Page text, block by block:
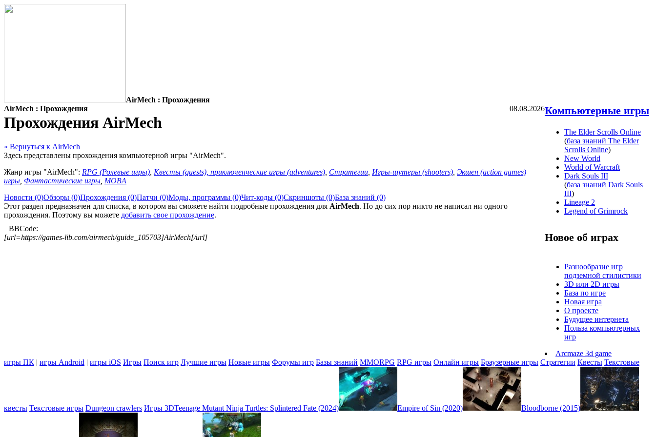
AirMech : Прохождения
08.08.2026
AirMech : Прохождения
Прохождения AirMech
« Вернуться к AirMech
Здесь представлены прохождения компьютерной игры "AirMech".
Жанр игры "AirMech": RPG (Ролевые игры) Квесты (quests), приключенческие игры (adventures) Стратегии Игры-шутеры (shooters) Экшен (action games)
игры Фантастические игры MOBA
Новости (0)Обзоры (0)Прохождения (0)Патчи (0)Моды, программы (0)Чит-коды (0)Скриншоты (0)База знаний (0)
Этот раздел предназначен для списка, в котором вы сможете найти подробные прохождения для AirMech. Но до сих пор никто не написал ни одного
прохождения. Поэтому вы можете добавить свое прохождение.
BBCode:
[url=https://games-lib.com/airmech/guide_105703]AirMech[/url]
Компьютерные игры
The Elder Scrolls Online
(база знаний The Elder
Scrolls Online)
New World
World of Warcraft
Dark Souls III
(база знаний Dark Souls
III)
Lineage 2
Legend of Grimrock
Новое об играх
Разнообразие игр
подземной стилистики
3D или 2D игры
База по игре
Новая игра
О проекте
Будущее интернета
Польза компьютерных
игр
Arcmaze 3d game
игры ПК | игры Android | игры iOS Игры Поиск игр Лучшие игры Новые игры Форумы игр Базы знаний MMORPG RPG игры Онлайн игры Браузерные игры Стратегии Квесты Текстовые
квесты Текстовые игры Dungeon crawlers Игры 3DTeenage Mutant Ninja Turtles: Splintered Fate (2024) Empire of Sin (2020) Bloodborne (2015)